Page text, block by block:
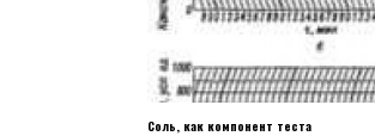
Соль, как компонент теста